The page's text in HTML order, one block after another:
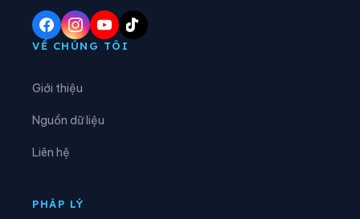
Phường Cầu Kiệu
Phường Chánh Hiệp
Phường Gia Định
VỀ CHÚNG TÔI
Giới thiệu
Nguồn dữ liệu
Liên hệ
PHÁP LÝ